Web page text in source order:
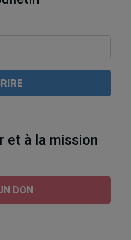
et à la mission
DON